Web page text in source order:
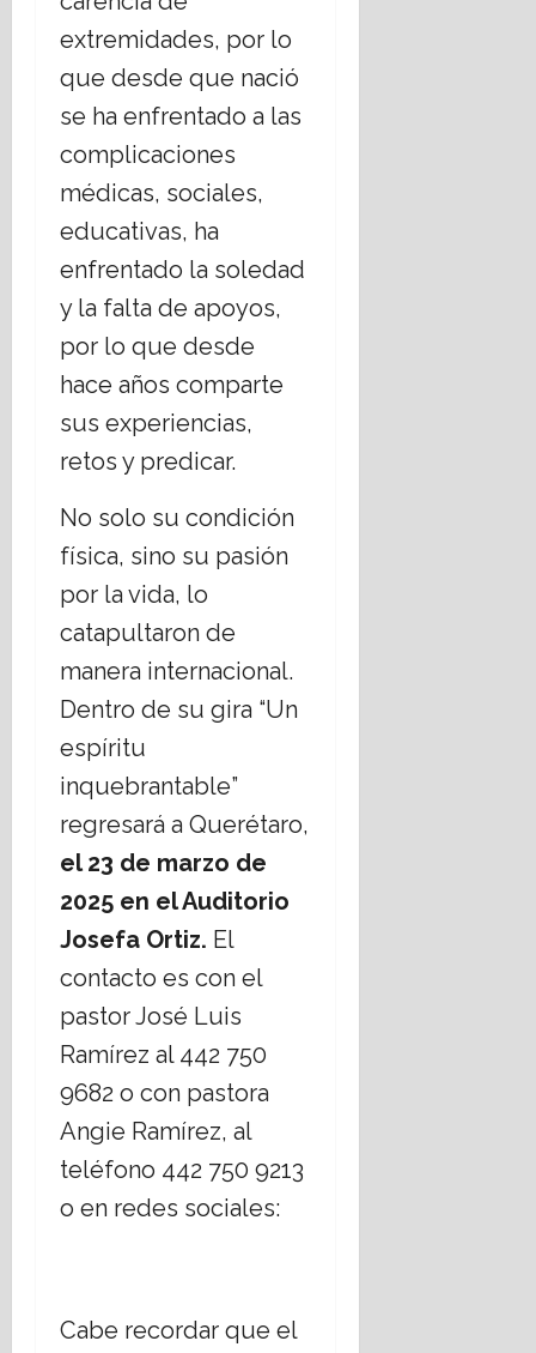
extremidades, por lo
que desde que nació
se ha enfrentado a las
complicaciones
médicas, sociales,
educativas, ha
enfrentado la soledad
y la falta de apoyos,
por lo que desde
hace años comparte
sus experiencias,
retos y predicar.
No solo su condición
física, sino su pasión
por la vida, lo
catapultaron de
manera internacional.
Dentro de su gira “Un
espíritu
inquebrantable”
regresará a Querétaro,
el 23 de marzo de
2025 en el Auditorio
Josefa Ortiz. El
contacto es con el
pastor José Luis
Ramírez al 442 750
9682 o con pastora
Angie Ramírez, al
teléfono 442 750 9213
o en redes sociales:
Cabe recordar que el